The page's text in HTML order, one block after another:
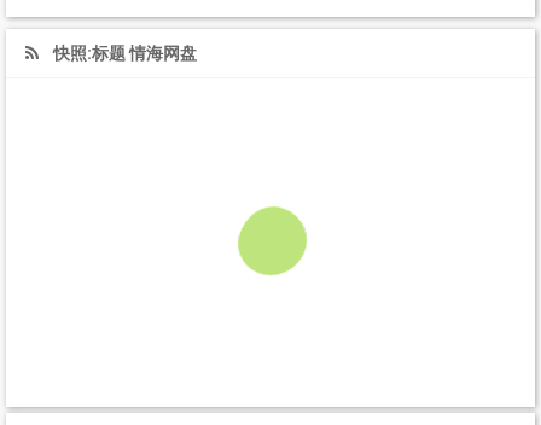
快照:标题 情海网盘